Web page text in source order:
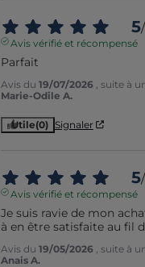
5/
Avis vérifié et récompensé
Parfait
Avis du 19/07/2026
, suite à
Marie-Odile A.
Utile(0) Signaler
5/
Avis vérifié et récompensé
Je suis ravie de mon
à en être satisfaite au fil
Avis du 19/05/2026
, suite à
Anais A.